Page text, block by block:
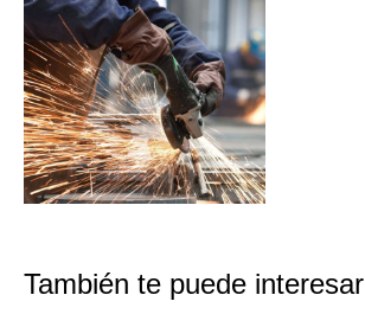
También te puede interesar